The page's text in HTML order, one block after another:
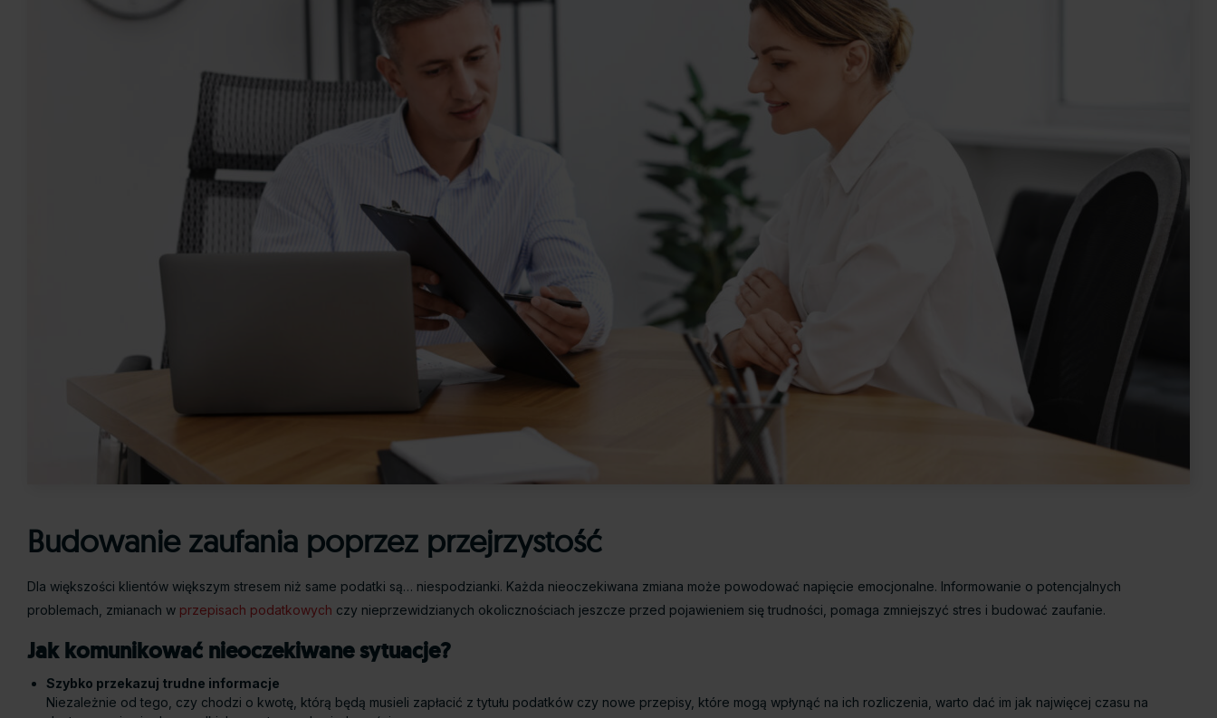
Budowanie zaufania poprzez przejrzystość
Dla większości klientów większym stresem niż same podatki są… niespodzianki. Każda nieoczekiwana zmiana może powodować napięcie emocjonalne. Informowanie o potencjalnych
problemach, zmianach w przepisach podatkowych czy nieprzewidzianych okolicznościach jeszcze przed pojawieniem się trudności, pomaga zmniejszyć stres i budować zaufanie.
Jak komunikować nieoczekiwane sytuacje?
Szybko przekazuj trudne informacje
Niezależnie od tego, czy chodzi o kwotę, którą będą musieli zapłacić z tytułu podatków czy nowe przepisy, które mogą wpłynąć na ich rozliczenia, warto dać im jak najwięcej czasu na